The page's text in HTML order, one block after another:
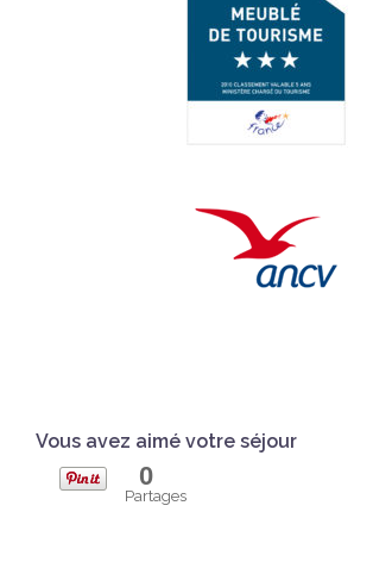
Vous avez aimé votre séjour
0
Partages